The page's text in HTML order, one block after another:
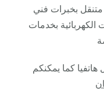
/
سيارات
بخبرات فني
الكهربائية بخدمات
كما يمكنكم